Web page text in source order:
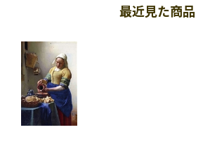
最近見た商品